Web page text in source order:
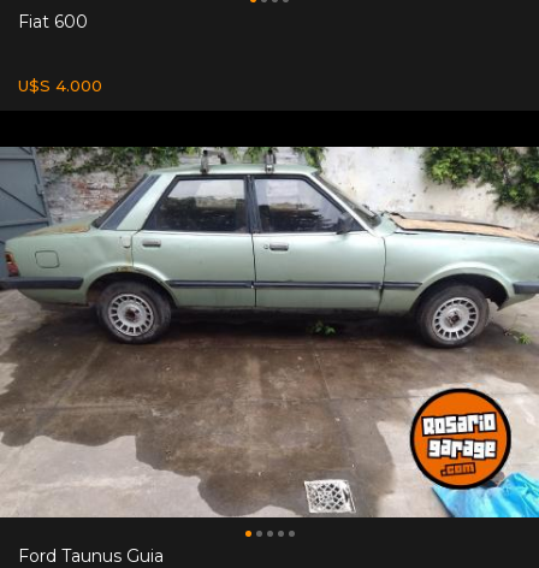
Fiat 600
U$S 4.000
Ford Taunus Guia